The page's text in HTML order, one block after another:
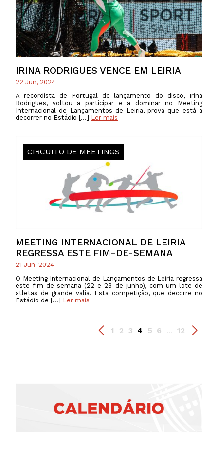
IRINA RODRIGUES VENCE EM LEIRIA
22 Jun, 2024
A recordista de Portugal do lançamento do disco, Irina
Rodrigues, voltou a participar e a dominar no Meeting
Internacional de Lançamentos de Leiria, prova que está a
decorrer no Estádio […] Ler mais
MEETING INTERNACIONAL DE LEIRIA
REGRESSA ESTE FIM-DE-SEMANA
CIRCUITO DE MEETINGS
21 Jun, 2024
O Meeting Internacional de Lançamentos de Leiria regressa
este fim-de-semana (22 e 23 de junho), com um lote de
atletas de grande valia. Esta competição, que decorre no
Estádio de […] Ler mais
1 2 3 4 5 6 ... 12